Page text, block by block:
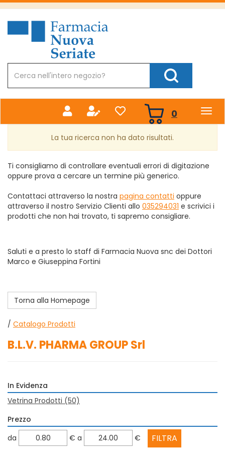
Passa
principale
Farmacia
Nuova
Prodotto
Cerca Prodotto
0 prodotti
inseriti
La tua ricerca non ha dato risultati.
Ti consigliamo di controllare eventuali errori di digitazione
oppure prova a cercare un termine più generico.
Contattaci attraverso la nostra pagina contatti oppure
attraverso il nostro Servizio Clienti allo 035294031 e scrivici i
prodotti che non hai trovato, ti sapremo consigliare.
Saluti e a presto lo staff di Farmacia Nuova snc dei Dottori
Marco e Giuseppina Fortini
Torna alla Homepage
/ Catalogo Prodotti
B.L.V. PHARMA GROUP Srl
In Evidenza
Vetrina Prodotti (50)
Prezzo
filtra
da € filtra
a €